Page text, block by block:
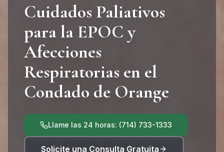
Cuidados Paliativos
para la EPOC y
Afecciones
Respiratorias en el
Condado de Orange
Llame las 24 horas: (714) 733-1333
Solicite una Consulta Gratuita